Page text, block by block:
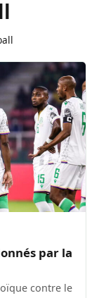
par la
contre le